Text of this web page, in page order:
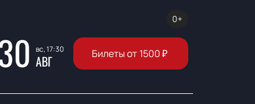
вс, 17:30
АВГ
0+
Билеты от 1500₽